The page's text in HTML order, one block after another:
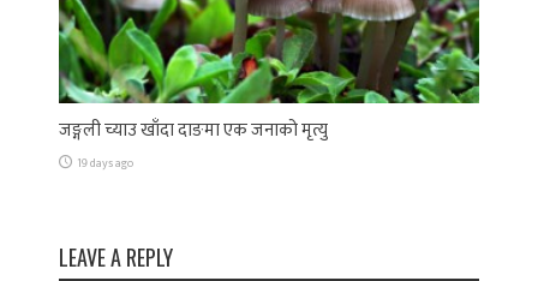
जङ्गली च्याउ खाँदा दाङमा एक जनाको मृत्यु
19 days ago
LEAVE A REPLY